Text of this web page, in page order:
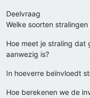
Deelvraag
Welke soorten
Hoe meet je straling dat
aanwezig is?
In hoeverre beïnvloedt
Hoe berekenen we de